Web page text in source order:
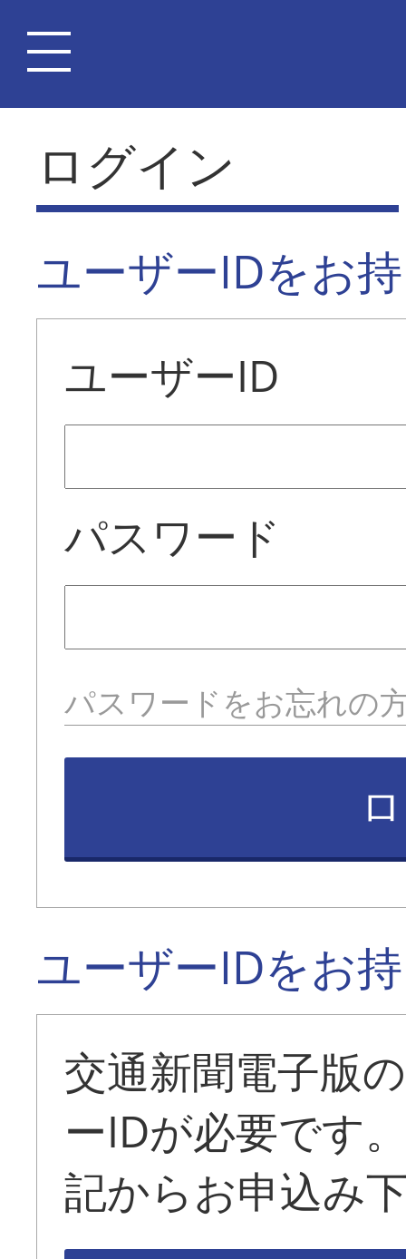
ログイン
ユーザーIDをお
ユーザーID
パスワード
パスワードをお忘れの
ユーザーIDをお
交通新聞電子版
ーIDが必要です
記からお申込み